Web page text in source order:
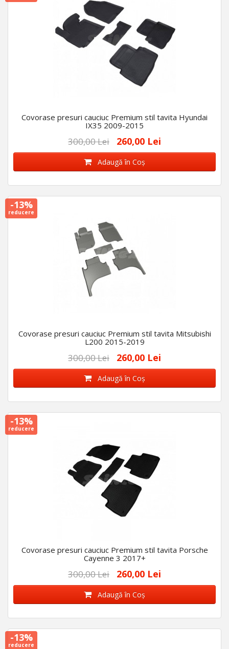
Covorase presuri cauciuc Premium stil tavita Hyundai
IX35 2009-2015
300,00 Lei 260,00 Lei
Adaugă în Coş
-13%
reducere
Covorase presuri cauciuc Premium stil tavita Mitsubishi
L200 2015-2019
300,00 Lei 260,00 Lei
Adaugă în Coş
-13%
reducere
Covorase presuri cauciuc Premium stil tavita Porsche
Cayenne 3 2017+
300,00 Lei 260,00 Lei
Adaugă în Coş
-13%
reducere